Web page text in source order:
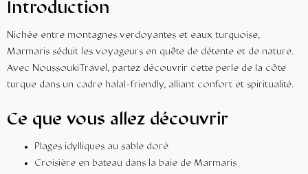
Introduction
Nichée entre montagnes verdoyantes et eaux turquoise,
Marmaris séduit les voyageurs en quête de détente et de nature.
Avec NoussoukiTravel, partez découvrir cette perle de la côte
turque dans un cadre halal-friendly, alliant confort et spiritualité.
Ce que vous allez découvrir
Plages idylliques au sable doré
Croisière en bateau dans la baie de Marmaris